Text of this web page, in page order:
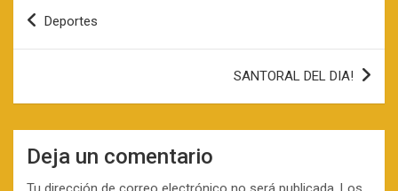
Navegación
Deportes
SANTORAL DEL DIA!
Deja un comentario